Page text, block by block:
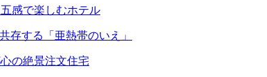
感で楽しむホテル
存する「亜熱帯のいえ」
の絶景注文住宅